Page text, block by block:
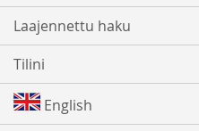
Laajennettu haku
Tilini
English